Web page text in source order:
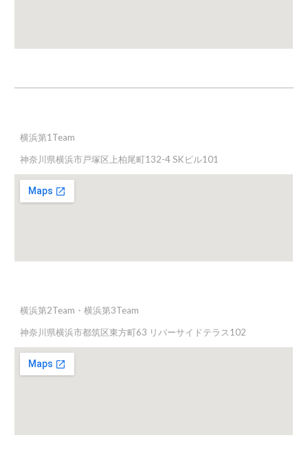
横浜第1Team
神奈川県横浜市戸塚区上柏尾町132-4 SKビル101
横浜第2Team・横浜第3Team
神奈川県横浜市都筑区東方町63 リバーサイドテラス102